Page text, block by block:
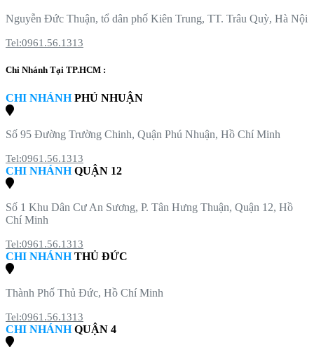
Nguyễn Đức Thuận, tổ dân phố Kiên Trung, TT. Trâu Quỳ, Hà Nội
Tel:0961.56.1313
Chi Nhánh Tại TP.HCM :
CHI NHÁNHPHÚ NHUẬN
Số 95 Đường Trường Chinh, Quận Phú Nhuận, Hồ Chí Minh
Tel:0961.56.1313
CHI NHÁNHQUẬN 12
Số 1 Khu Dân Cư An Sương, P. Tân Hưng Thuận, Quận 12, Hồ
Chí Minh
Tel:0961.56.1313
CHI NHÁNHTHỦ ĐỨC
Thành Phố Thủ Đức, Hồ Chí Minh
Tel:0961.56.1313
CHI NHÁNHQUẬN 4